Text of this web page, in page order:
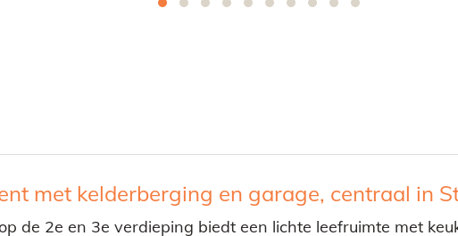
met kelderberging en garage, centraal in
de 2e en 3e verdieping biedt een lichte leefruimte met